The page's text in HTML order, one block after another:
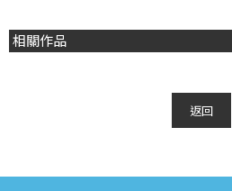
相關作品
返回